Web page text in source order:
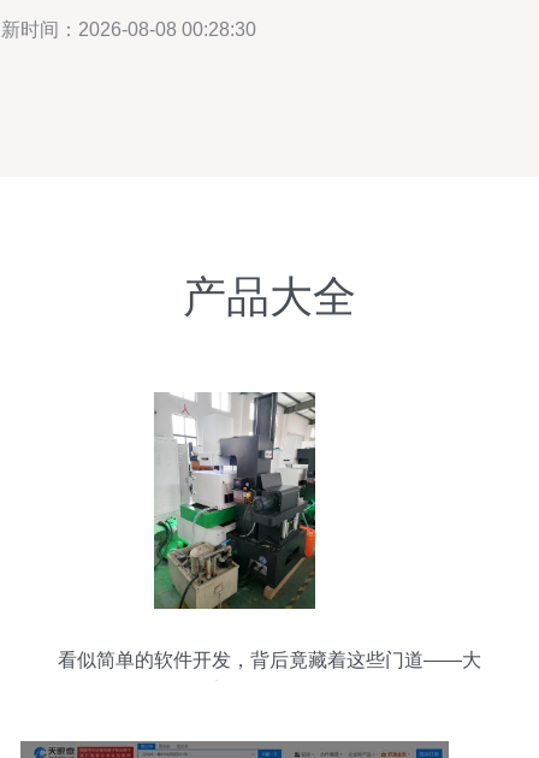
时间：2026-08-08 00:28:30
产品大全
看似简单的软件开发，背后竟藏着这些门道——大